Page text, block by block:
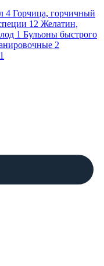
4 Горчица, горчичный
12 Желатин,
1 Бульоны быстрого
2
1